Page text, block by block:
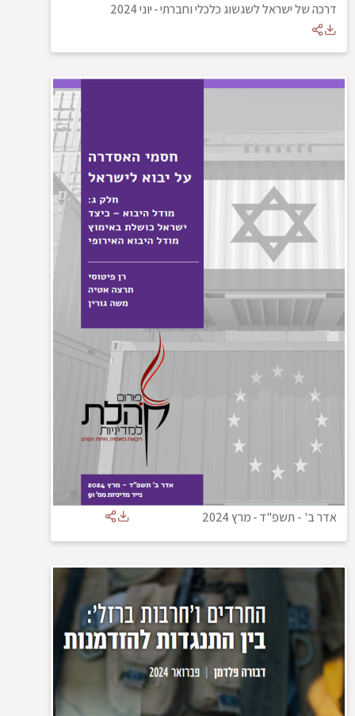
דרכה של ישראל לשגשוג כלכלי וחברתי-יוני 2024
אדר ב' - תשפ"ד-מרץ 2024